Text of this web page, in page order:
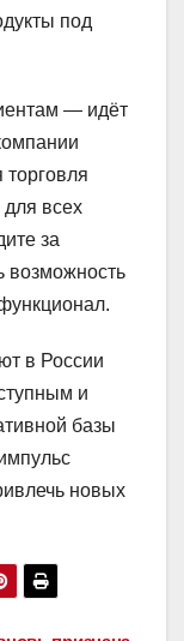
под
— идёт
для всех
за
возможность
в России
и
базы
новых